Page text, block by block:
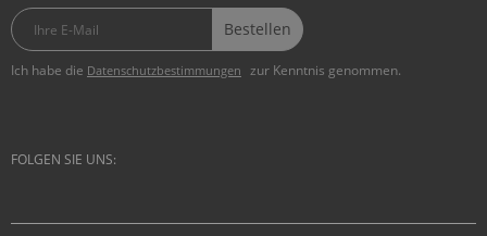
Bestellen
Ich habe die Datenschutzbestimmungen zur Kenntnis genommen.
FOLGEN SIE UNS: